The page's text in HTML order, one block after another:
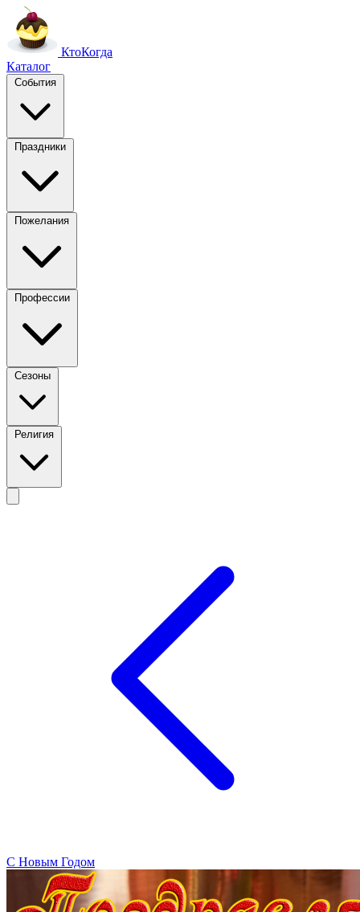
КтоКогда
Каталог
События
Праздники
Пожелания
Профессии
Сезоны
Религия
C Новым Годом